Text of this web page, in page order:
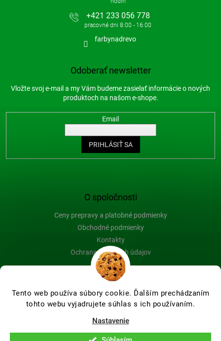
Tento web používa súbory cookie. Ďalším prechádzaním
tohto webu vyjadrujete súhlas s ich používaním.
Nastavenie
O spoločnosti
Ceny prepravy a platobné podmienky
Obchodné podmienky
Kontakty
Ochrana osobných údajov
Blog
+421 233 056 778
farbynadrevo
Odoberať newsletter
Vložte svoj e-mail a my Vám budeme zasielať informácie o nových
produktoch na našom e-shope.
Email
PRIHLÁSIŤ SA